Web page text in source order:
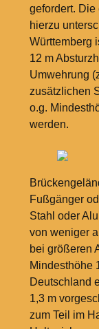
gefordert.
hierzu
Württemberg
12 m
Umwehrung
zusätzlichen
o.g.
werden.
Fußgänger
Stahl oder
von weniger
bei größeren
Mindesthöhe
Deutschland
1,3 m
zum Teil im